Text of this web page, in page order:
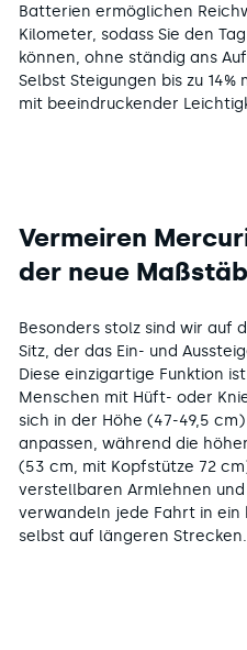
Batterien ermöglichen
Kilometer, sodass Sie den
können, ohne ständig ans
Selbst Steigungen bis zu
mit beeindruckender
Vermeiren
der neue
Besonders stolz sind wir auf
Sitz, der das Ein- und
Diese einzigartige Funktion
Menschen mit Hüft- oder
sich in der Höhe (47-49,5
anpassen, während die
(53 cm, mit Kopfstütze 72
verstellbaren Armlehnen
verwandeln jede Fahrt in ein
selbst auf längeren Strecken.